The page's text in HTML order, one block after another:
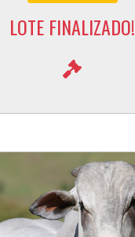
LOTE FINALIZADO!